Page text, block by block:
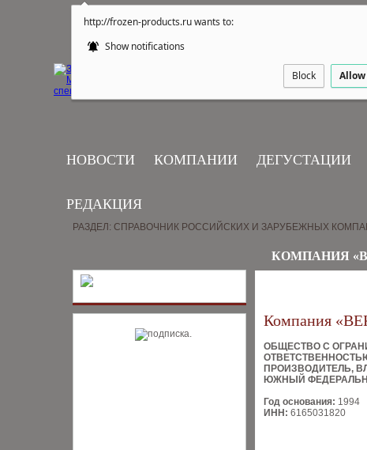
http://frozen-products.ru wants to:
Show notifications
Block Allow
НОВОСТИ КОМПАНИИ ДЕГУСТАЦИИ
РЕДАКЦИЯ
РАЗДЕЛ: СПРАВОЧНИК РОССИЙСКИХ И ЗАРУБЕЖНЫХ
КОМПАНИЯ
Компания
ОБЩЕСТВО С
ПРОИЗВОДИТЕЛЬ,
ЮЖНЫЙ
Год основания: 1994
ИНН: 6165031820